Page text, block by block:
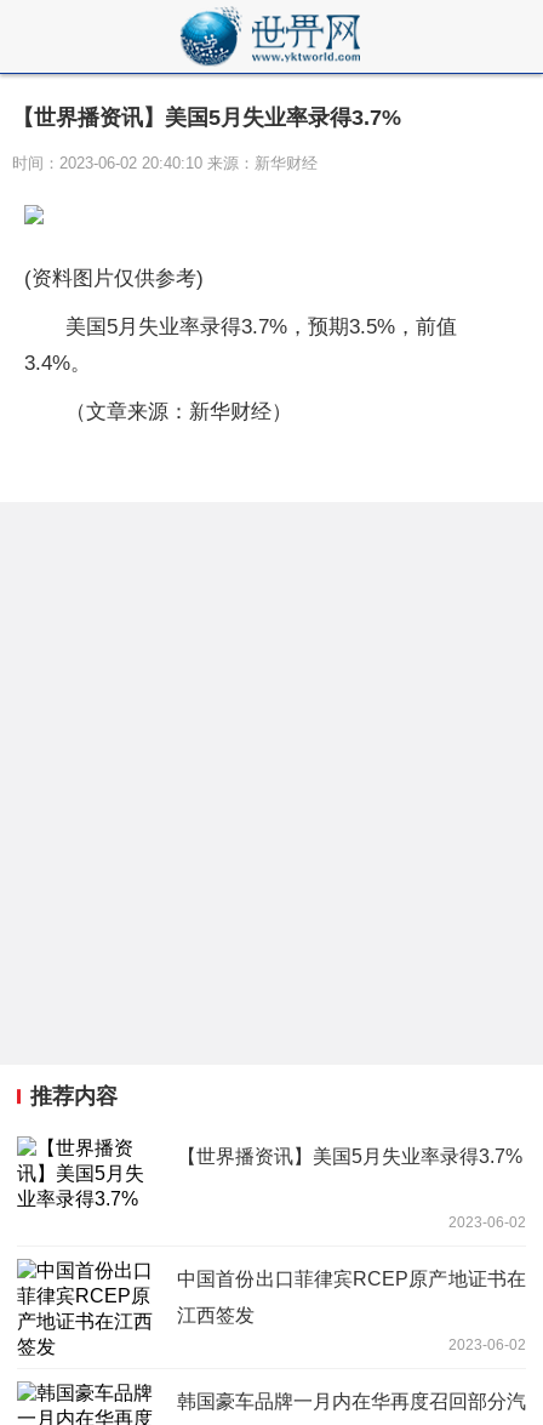
【世界播资讯】美国5月失业率录得3.7%
时间：2023-06-02 20:40:10 来源：新华财经
(资料图片仅供参考)
美国5月失业率录得3.7%，预期3.5%，前值
3.4%。
（文章来源：新华财经）
推荐内容
【世界播资讯】美国5月失业率录得3.7%
2023-06-02
中国首份出口菲律宾RCEP原产地证书在
江西签发
2023-06-02
韩国豪车品牌一月内在华再度召回部分汽